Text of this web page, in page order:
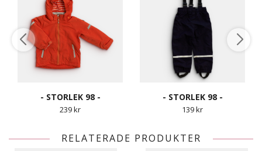
- STORLEK 98 -
239 kr
- STORLEK 98 -
139 kr
RELATERADE PRODUKTER